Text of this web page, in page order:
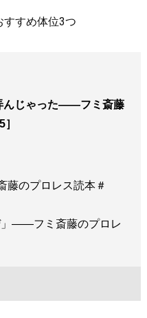
すめ体位3つ
んじゃった――フミ斎藤
のプロレス読本＃
」――フミ斎藤のプロレ